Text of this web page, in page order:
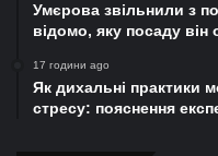
Умєрова звільнили з
відомо, яку посаду він
17 години ago
Як дихальні практики
стресу: пояснення